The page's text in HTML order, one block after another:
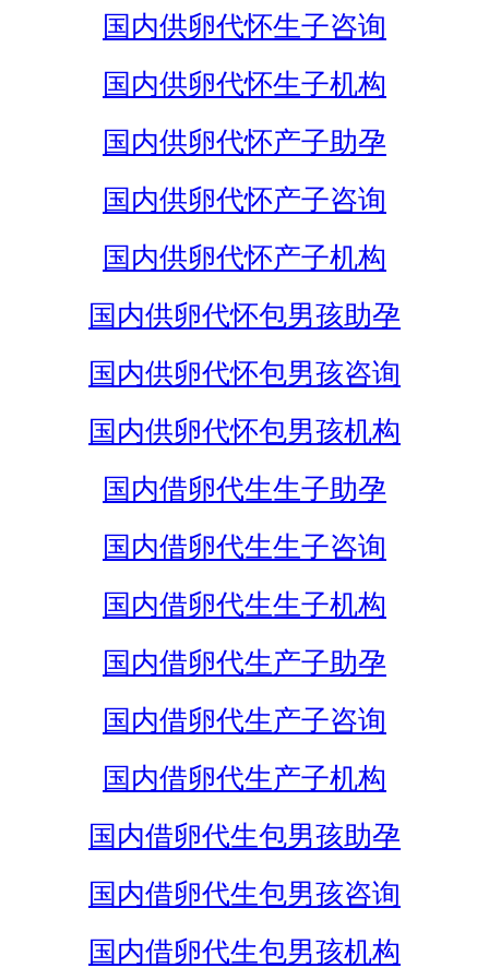
国内供卵代怀生子咨询
国内供卵代怀生子机构
国内供卵代怀产子助孕
国内供卵代怀产子咨询
国内供卵代怀产子机构
国内供卵代怀包男孩助孕
国内供卵代怀包男孩咨询
国内供卵代怀包男孩机构
国内借卵代生生子助孕
国内借卵代生生子咨询
国内借卵代生生子机构
国内借卵代生产子助孕
国内借卵代生产子咨询
国内借卵代生产子机构
国内借卵代生包男孩助孕
国内借卵代生包男孩咨询
国内借卵代生包男孩机构